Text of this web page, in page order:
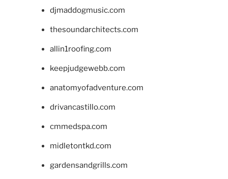
djmaddogmusic.com
thesoundarchitects.com
allin1roofing.com
keepjudgewebb.com
anatomyofadventure.com
drivancastillo.com
cmmedspa.com
midletontkd.com
gardensandgrills.com